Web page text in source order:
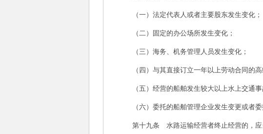
（一）法定代表人或者主要股东发生变化；
（二）固定的办公场所发生变化；
（三）海务、机务管理人员发生变化；
（四）与其直接订立一年以上劳动合同的高
（五）经营的船舶发生较大以上水上交通事
（六）委托的船舶管理企业发生变更或者委
第十九条 水路运输经营者终止经营的，应当